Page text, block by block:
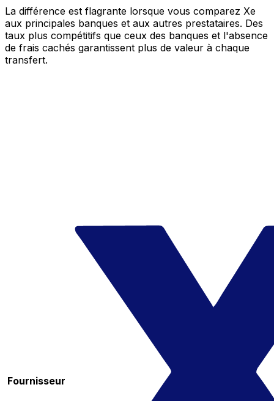
La différence est flagrante lorsque vous comparez Xe
aux principales banques et aux autres prestataires. Des
taux plus compétitifs que ceux des banques et l'absence
de frais cachés garantissent plus de valeur à chaque
transfert.
Fournisseur